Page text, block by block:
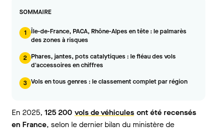
SOMMAIRE
1 Île-de-France, PACA, Rhône-Alpes en tête : le palmarès
des zones à risques
2 Phares, jantes, pots catalytiques : le fléau des vols
d'accessoires en chiffres
3 Vols en tous genres : le classement complet par région
En 2025, 125 200 vols de véhicules ont été recensés
en France, selon le dernier bilan du ministère de